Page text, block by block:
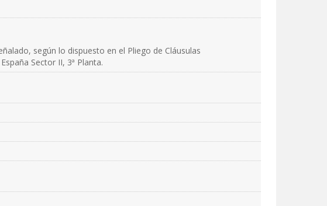
según lo dispuesto en el Pliego de Cláusulas
Sector II, 3ª Planta.